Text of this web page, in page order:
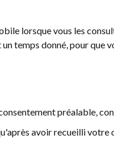
lorsque vous les
temps donné, pour que
préalable,
avoir recueilli